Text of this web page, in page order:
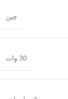
چین
30 وات